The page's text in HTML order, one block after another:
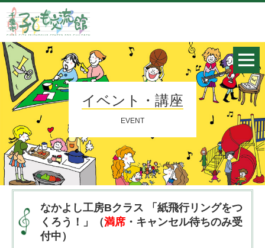
イベント・講座
EVENT
なかよし工房Bクラス 「紙飛行リングをつ
くろう！」（満席 ・キャンセル待ちのみ受
付中）